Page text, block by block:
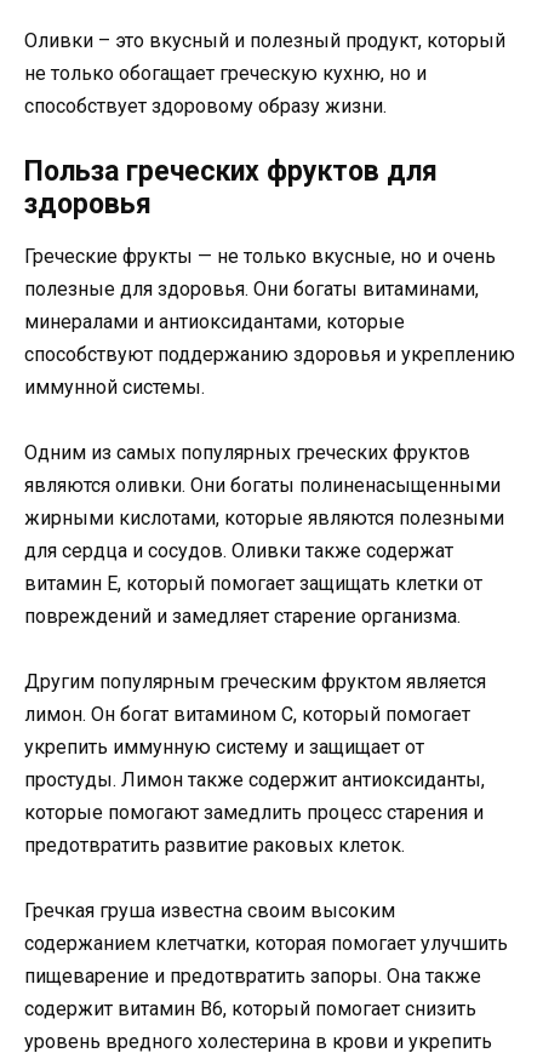
Оливки – это вкусный и полезный продукт, который
не только обогащает греческую кухню, но и
способствует здоровому образу жизни.
Польза греческих фруктов для
здоровья
Греческие фрукты — не только вкусные, но и очень
полезные для здоровья. Они богаты витаминами,
минералами и антиоксидантами, которые
способствуют поддержанию здоровья и укреплению
иммунной системы.
Одним из самых популярных греческих фруктов
являются оливки. Они богаты полиненасыщенными
жирными кислотами, которые являются полезными
для сердца и сосудов. Оливки также содержат
витамин Е, который помогает защищать клетки от
повреждений и замедляет старение организма.
Другим популярным греческим фруктом является
лимон. Он богат витамином C, который помогает
укрепить иммунную систему и защищает от
простуды. Лимон также содержит антиоксиданты,
которые помогают замедлить процесс старения и
предотвратить развитие раковых клеток.
Гречкая груша известна своим высоким
содержанием клетчатки, которая помогает улучшить
пищеварение и предотвратить запоры. Она также
содержит витамин B6, который помогает снизить
уровень вредного холестерина в крови и укрепить